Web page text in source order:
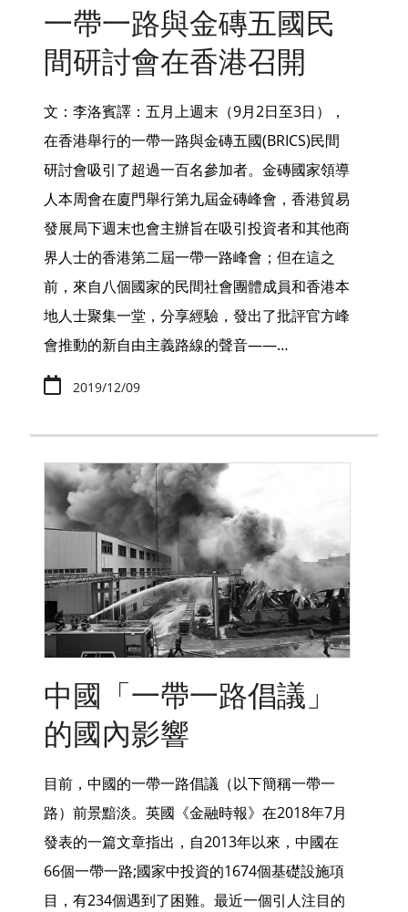
一帶一路與金磚五國民
間研討會在香港召開
​文：李洛賓譯：五月上週末（9月2日至3日），
在香港舉行的一帶一路與金磚五國(BRICS)民間
研討會吸引了超過一百名參加者。金磚國家領導
人本周會在廈門舉行第九屆金磚峰會，香港貿易
發展局下週末也會主辦旨在吸引投資者和其他商
界人士的香港第二屆一帶一路峰會；但在這之
前，來自八個國家的民間社會團體成員和香港本
地人士聚集一堂，分享經驗，發出了批評官方峰
會推動的新自由主義路線的聲音——…
2019/12/09
中國「一帶一路倡議」
的國內影響
目前，中國的一帶一路倡議（以下簡稱一帶一
路）前景黯淡。英國《金融時報》在2018年7月
發表的一篇文章指出，自2013年以來，中國在
66個一帶一路;國家中投資的1674個基礎設施項
目，有234個遇到了困難。最近一個引人注目的